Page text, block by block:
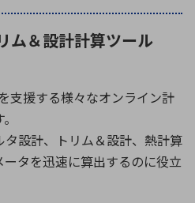
ム＆設計計算ツール
支援する様々なオンライン計
タ設計、トリム＆設計、熱計算
タを迅速に算出するのに役立